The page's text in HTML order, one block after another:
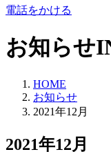
電話をかける
お知らせ
HOME
お知らせ
2021年12月
2021年12月